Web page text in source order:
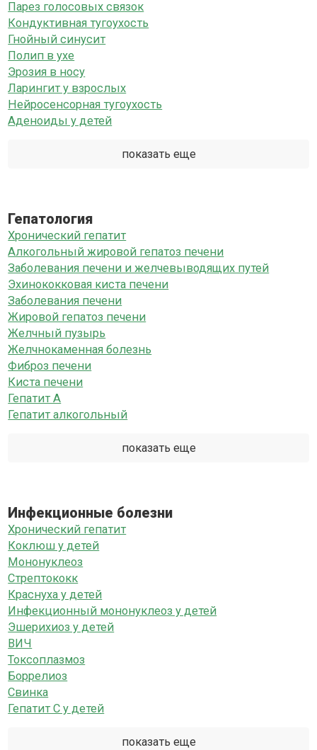
Парез голосовых связок
Кондуктивная тугоухость
Гнойный синусит
Полип в ухе
Эрозия в носу
Ларингит у взрослых
Нейросенсорная тугоухость
Аденоиды у детей
показать еще
Гепатология
Хронический гепатит
Алкогольный жировой гепатоз печени
Заболевания печени и желчевыводящих путей
Эхинококковая киста печени
Заболевания печени
Жировой гепатоз печени
Желчный пузырь
Желчнокаменная болезнь
Фиброз печени
Киста печени
Гепатит А
Гепатит алкогольный
показать еще
Инфекционные болезни
Хронический гепатит
Коклюш у детей
Мононуклеоз
Стрептококк
Краснуха у детей
Инфекционный мононуклеоз у детей
Эшерихиоз у детей
ВИЧ
Токсоплазмоз
Боррелиоз
Свинка
Гепатит C у детей
показать еще